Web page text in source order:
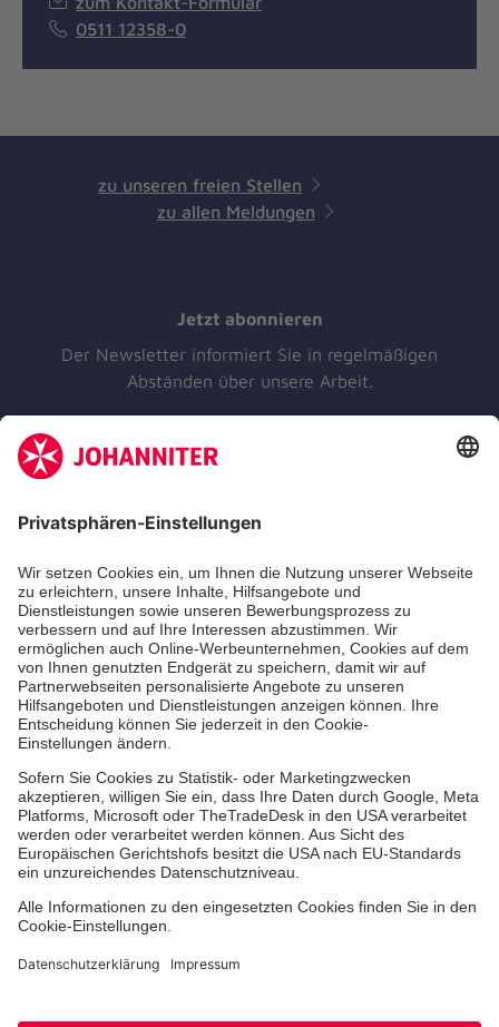
0511 12358-0
zu unseren freien Stellen
zu allen Meldungen
Jetzt abonnieren
Der Newsletter informiert Sie in regelmäßigen
Abständen über unsere Arbeit.
Unsere Standorte
Leistungen
Kennzahlen und Struktur
Als Pflegefachkraft arbeiten
Qualität
Unsere Spendenprojekte
Allgemeine Einkaufsbedingungen
Hinweisgebersystem